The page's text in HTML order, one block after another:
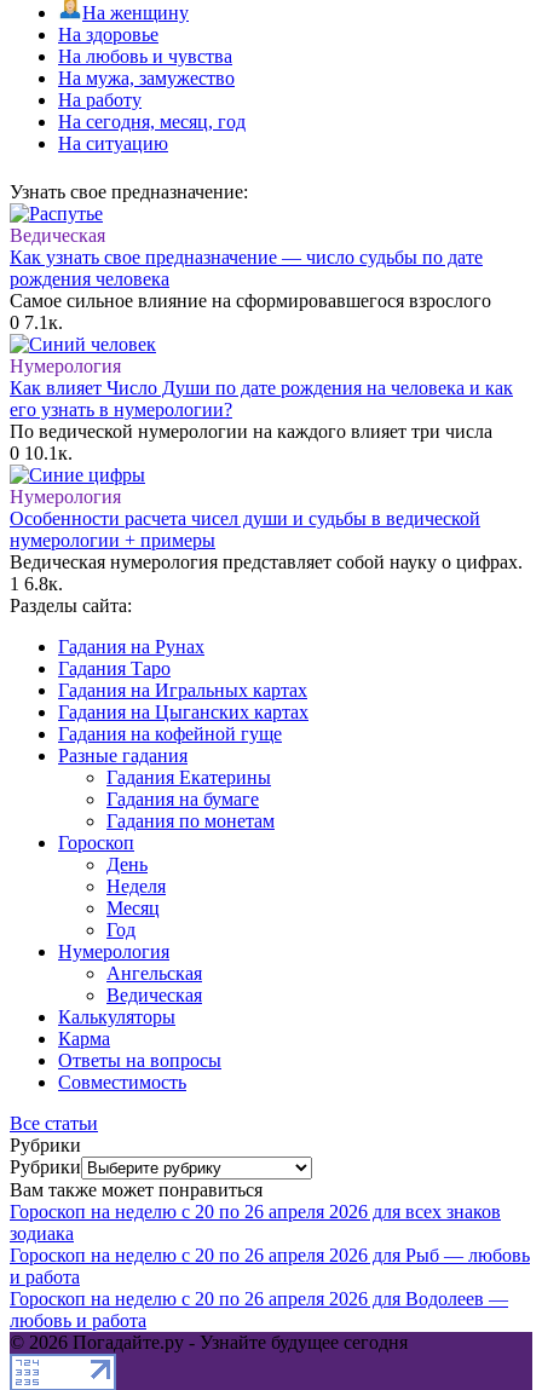
На женщину
На здоровье
На любовь и чувства
На мужа, замужество
На работу
На сегодня, месяц, год
На ситуацию
Узнать свое предназначение:
Ведическая
Как узнать свое предназначение — число судьбы по дате
рождения человека
Самое сильное влияние на сформировавшегося взрослого
0 7.1к.
Нумерология
Как влияет Число Души по дате рождения на человека и как
его узнать в нумерологии?
По ведической нумерологии на каждого влияет три числа
0 10.1к.
Нумерология
Особенности расчета чисел души и судьбы в ведической
нумерологии + примеры
Ведическая нумерология представляет собой науку о цифрах.
1 6.8к.
Разделы сайта:
Гадания на Рунах
Гадания Таро
Гадания на Игральных картах
Гадания на Цыганских картах
Гадания на кофейной гуще
Разные гадания
Гадания Екатерины
Гадания на бумаге
Гадания по монетам
Гороскоп
День
Неделя
Месяц
Год
Нумерология
Ангельская
Ведическая
Калькуляторы
Карма
Ответы на вопросы
Совместимость
Все статьи
Рубрики
Рубрики
Вам также может понравиться
Гороскоп на неделю с 20 по 26 апреля 2026 для всех знаков
зодиака
Гороскоп на неделю с 20 по 26 апреля 2026 для Рыб — любовь
и работа
Гороскоп на неделю с 20 по 26 апреля 2026 для Водолеев —
любовь и работа
© 2026 Погадайте.ру - Узнайте будущее сегодня